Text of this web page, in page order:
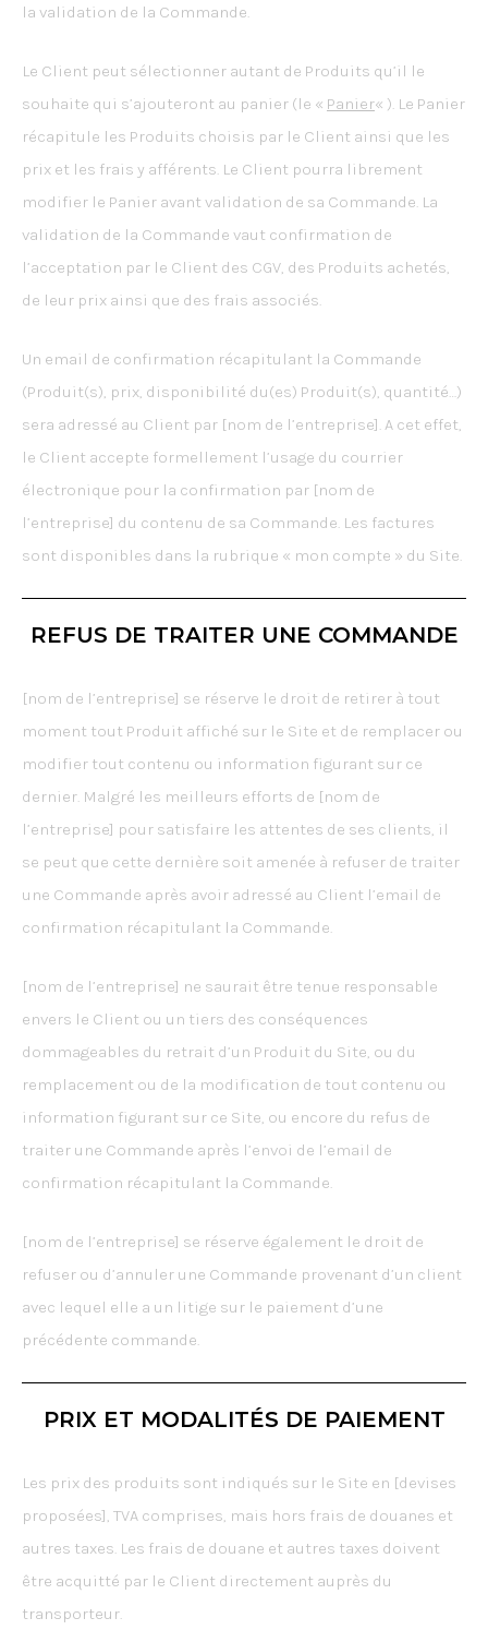
la validation de la Commande.
Le Client peut sélectionner autant de Produits qu’il le
souhaite qui s’ajouteront au panier (le « Panier« ). Le Panier
récapitule les Produits choisis par le Client ainsi que les
prix et les frais y afférents. Le Client pourra librement
modifier le Panier avant validation de sa Commande. La
validation de la Commande vaut confirmation de
l’acceptation par le Client des CGV, des Produits achetés,
de leur prix ainsi que des frais associés.
Un email de confirmation récapitulant la Commande
(Produit(s), prix, disponibilité du(es) Produit(s), quantité…)
sera adressé au Client par [nom de l’entreprise]. A cet effet,
le Client accepte formellement l’usage du courrier
électronique pour la confirmation par [nom de
l’entreprise] du contenu de sa Commande. Les factures
sont disponibles dans la rubrique « mon compte » du Site.
REFUS DE TRAITER UNE COMMANDE
[nom de l’entreprise] se réserve le droit de retirer à tout
moment tout Produit affiché sur le Site et de remplacer ou
modifier tout contenu ou information figurant sur ce
dernier. Malgré les meilleurs efforts de [nom de
l’entreprise] pour satisfaire les attentes de ses clients, il
se peut que cette dernière soit amenée à refuser de traiter
une Commande après avoir adressé au Client l’email de
confirmation récapitulant la Commande.
[nom de l’entreprise] ne saurait être tenue responsable
envers le Client ou un tiers des conséquences
dommageables du retrait d’un Produit du Site, ou du
remplacement ou de la modification de tout contenu ou
information figurant sur ce Site, ou encore du refus de
traiter une Commande après l’envoi de l’email de
confirmation récapitulant la Commande.
[nom de l’entreprise] se réserve également le droit de
refuser ou d’annuler une Commande provenant d’un client
avec lequel elle a un litige sur le paiement d’une
précédente commande.
PRIX ET MODALITÉS DE PAIEMENT
Les prix des produits sont indiqués sur le Site en [devises
proposées], TVA comprises, mais hors frais de douanes et
autres taxes. Les frais de douane et autres taxes doivent
être acquitté par le Client directement auprès du
transporteur.